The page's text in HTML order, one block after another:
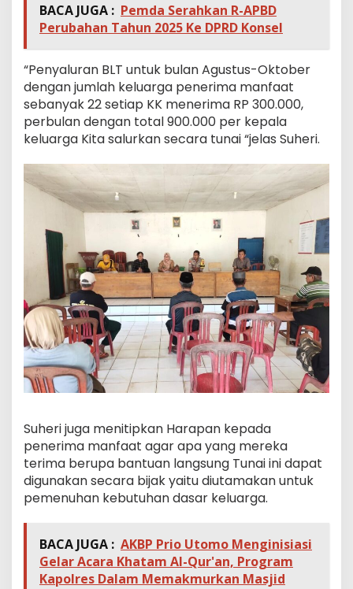
BACA JUGA : Pemda Serahkan R-APBD
Perubahan Tahun 2025 Ke DPRD Konsel
“Penyaluran BLT untuk bulan Agustus-Oktober
dengan jumlah keluarga penerima manfaat
sebanyak 22 setiap KK menerima RP 300.000,
perbulan dengan total 900.000 per kepala
keluarga Kita salurkan secara tunai “jelas Suheri.
Suheri juga menitipkan Harapan kepada
penerima manfaat agar apa yang mereka
terima berupa bantuan langsung Tunai ini dapat
digunakan secara bijak yaitu diutamakan untuk
pemenuhan kebutuhan dasar keluarga.
BACA JUGA : AKBP Prio Utomo Menginisiasi
Gelar Acara Khatam Al-Qur'an, Program
Kapolres Dalam Memakmurkan Masjid